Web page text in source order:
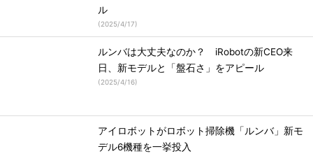
ル
(2025/4/17)
ルンバは大丈夫なのか？ iRobotの新CEO来
日、新モデルと「盤石さ」をアピール
(2025/4/16)
アイロボットがロボット掃除機「ルンバ」新モ
デル6機種を一挙投入